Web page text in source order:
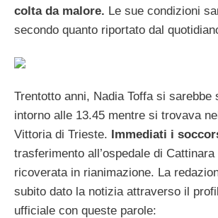
colta da malore. Le sue condizioni
secondo quanto riportato dal
Trentotto anni, Nadia Toffa si sarebbe
intorno alle 13.45 mentre si trovava
Vittoria di Trieste. Immediati i
trasferimento all’ospedale di
ricoverata in rianimazione. La
subito dato la notizia attraverso il
ufficiale con queste parole: